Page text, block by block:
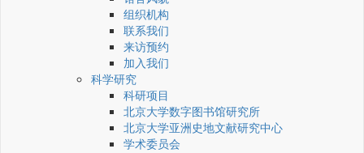
组织机构
联系我们
来访预约
加入我们
科学研究
科研项目
北京大学数字图书馆研究所
北京大学亚洲史地文献研究中心
学术委员会